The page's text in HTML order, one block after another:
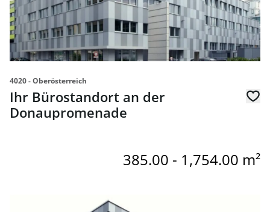
4020 - Oberösterreich
Ihr Bürostandort an der
Donaupromenade
385.00 - 1,754.00 m²
link to page Moderne Bürofläche bei der